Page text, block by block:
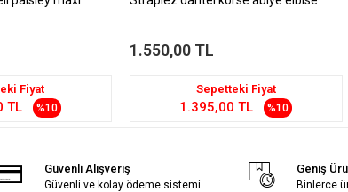
Fiyat
TL %10
1.550,00 TL
Sepetteki Fiyat
1.395,00 TL %10
Güvenli Alışveriş
Güvenli ve kolay ödeme sistemi
Geniş
Binlerce